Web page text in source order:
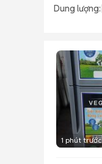
Dung lượng:
1 phút trước